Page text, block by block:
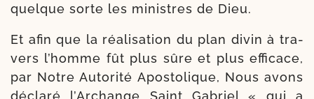
quelque sorte les ministres de Dieu.
Et afin que la réa­li­sa­tion du plan divin à tra­
vers l’homme fût plus sûre et plus effi­cace,
par Notre Autorité Apostolique, Nous avons
décla­ré l’Archange Saint Gabriel « qui a